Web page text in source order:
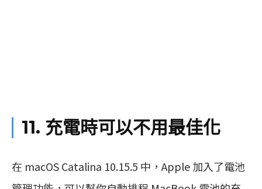
11. 充電時可以不用最佳化
在 macOS Catalina 10.15.5 中，Apple 加入了電池